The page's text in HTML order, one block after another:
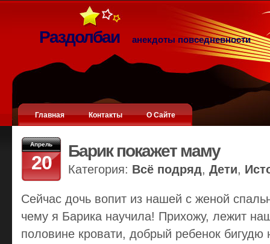
Раздолбаи анекдоты повседневности
Главная Контакты О Сайте
Апрель
20
Барик покажет маму
Категория: Всё подряд, Дети,
Сейчас дочь вопит из нашей с женой
чему я Барика научила! Прихожу, лежит
половине кровати, добрый ребенок бигудю